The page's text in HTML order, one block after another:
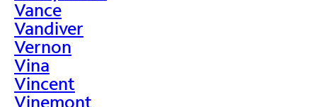
Vance
Vandiver
Vernon
Vina
Vincent
Vinemont